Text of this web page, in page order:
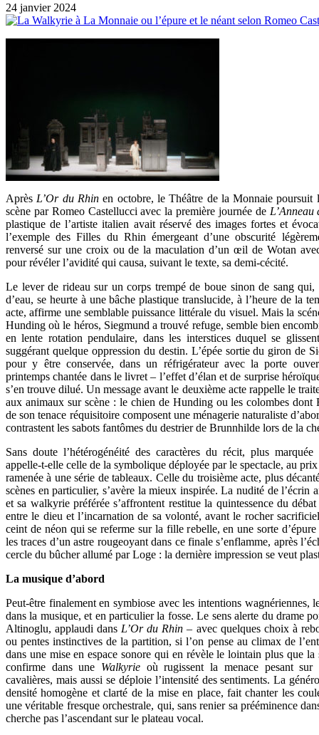
24 janvier 2024
Après L’Or du Rhinen octobre, le Théâtre de la Monnaie poursuit
scène par Romeo Castellucci avec la première journée de
plastique de l’artiste italien avait réservé des images fortes et
l’exemple des Filles du Rhin émergeant d’une obscurité
renversé sur une croix ou de la maculation d’un œil de Wotan
pour révéler l’avidité qui causa, suivant le texte, sa demi-cécité.
Le lever de rideau sur un corps trempé de boue sinon de sang qui,
d’eau, se heurte à une bâche plastique translucide, à l’heure de la
acte, affirme une semblable puissance littérale du visuel. Mais la
Hunding où le héros, Siegmund a trouvé refuge, semble bien
en lente rotation pendulaire, dans les interstices duquel se
suggérant quelque oppression du destin. L’épée sortie du giron de
pour y être conservée, dans un réfrigérateur avec la porte
printemps chantée dans le livret – l’effet d’élan et de surprise
s’en trouve dilué. Un message avant le deuxième acte rappelle le
aux animaux sur scène : le chien de Hunding ou les colombes dont
de son tenace réquisitoire composent une ménagerie naturaliste
contrastent les sabots fantômes du destrier de Brunnhilde lors de la
Sans doute l’hétérogénéité des caractères du récit, plus
appelle-t-elle celle de la symbolique déployée par le spectacle, au
ramenée à une série de tableaux. Celle du troisième acte, plus
scènes en particulier, s’avère la mieux inspirée. La nudité de l’écrin
et sa walkyrie préférée s’affrontent restitue la quintessence du
entre le dieu et l’incarnation de sa volonté, avant le rocher
ceint de néon qui se referme sur la fille rebelle, en une sorte
les traces d’un astre rougeoyant dans ce finale s’enflamme, après
cercle du bûcher allumé par Loge : la dernière impression se veut
La musique d’abord
Peut-être finalement en symbiose avec les intentions wagnériennes,
dans la musique, et en particulier la fosse. Le sens alerte du drame
Altinoglu, applaudi dans L’Or du Rhin – avec quelques choix à
ou pentes instinctives de la partition, si l’on pense au climax de
dans une mise en espace sonore qui en révèle le lointain plus que
confirme dans une Walkyrie où rugissent la menace pesant
cavalières, mais aussi se déploie l’intensité des sentiments. La
densité homogène et clarté de la mise en place, fait chanter les
une véritable fresque orchestrale, qui, sans renier sa prééminence
cherche pas l’ascendant sur le plateau vocal.